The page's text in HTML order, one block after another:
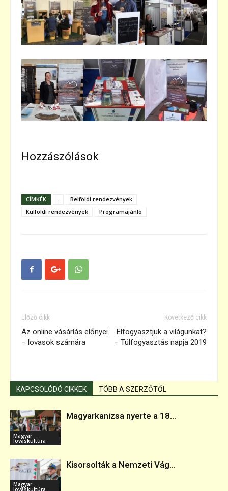
Hozzászólások
CÍMKÉK
Belföldi rendezvények
Külföldi rendezvények
Programajánló
Előző cikk
Az online vásárlás előnyei
– lovasok számára
Következő cikk
Elfogyasztjuk a világunkat?
– Túlfogyasztás napja 2019
KAPCSOLÓDÓ CIKKEK TÖBB A SZERZŐTŐL
Magyar
lovaskultúra
Magyarkanizsa nyerte a 18...
Magyar
lovaskultúra
Kisorsolták a Nemzeti Vág...